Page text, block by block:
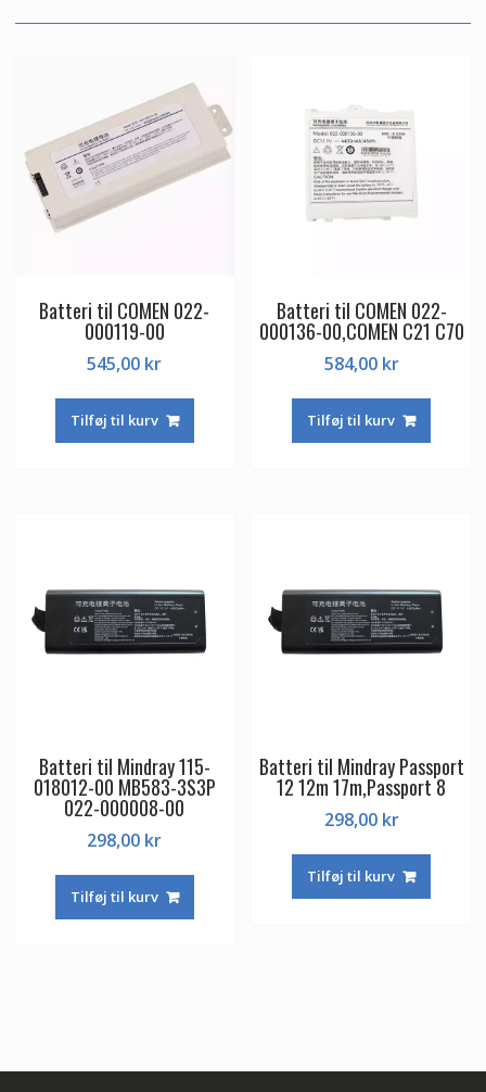
Batteri til COMEN 022-
000119-00
545,00 kr
Tilføj til kurv
Batteri til COMEN 022-
000136-00,COMEN C21 C70
584,00 kr
Tilføj til kurv
Batteri til Mindray 115-
018012-00 MB583-3S3P
022-000008-00
298,00 kr
Tilføj til kurv
Batteri til Mindray Passport
12 12m 17m,Passport 8
298,00 kr
Tilføj til kurv